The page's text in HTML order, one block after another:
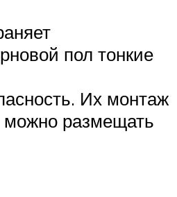
пол тонкие
Их монтаж
можно размещать